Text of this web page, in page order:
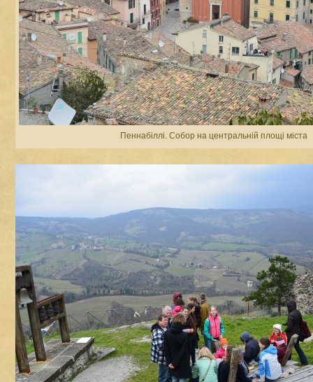
Пеннабіллі. Собор на центральній площі міста